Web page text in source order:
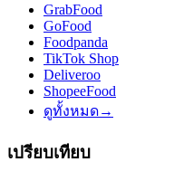
GrabFood
GoFood
Foodpanda
TikTok Shop
Deliveroo
ShopeeFood
ดูทั้งหมด→
เปรียบเทียบ